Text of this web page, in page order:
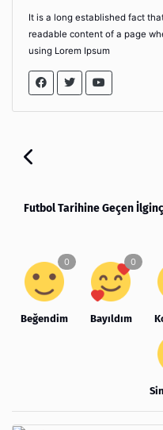
It is a long established fact
readable content of a page
using Lorem Ipsum
Futbol Tarihine Geçen
Beğendim Bayıldım